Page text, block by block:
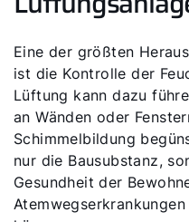
Eine der größten
ist die Kontrolle der
Lüftung kann dazu
an Wänden oder
Schimmelbildung
nur die Bausubstanz,
Gesundheit der